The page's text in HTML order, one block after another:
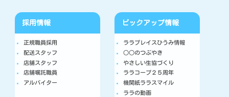
採用情報
正規職員採用
配送スタッフ
店舗スタッフ
店舗嘱託職員
アルバイター
ピックアップ情報
ララプレイスひうみ情報
○○のつぶやき
やさしい生協づくり
ララコープ２５周年
機関紙ララスマイル
ララの動画